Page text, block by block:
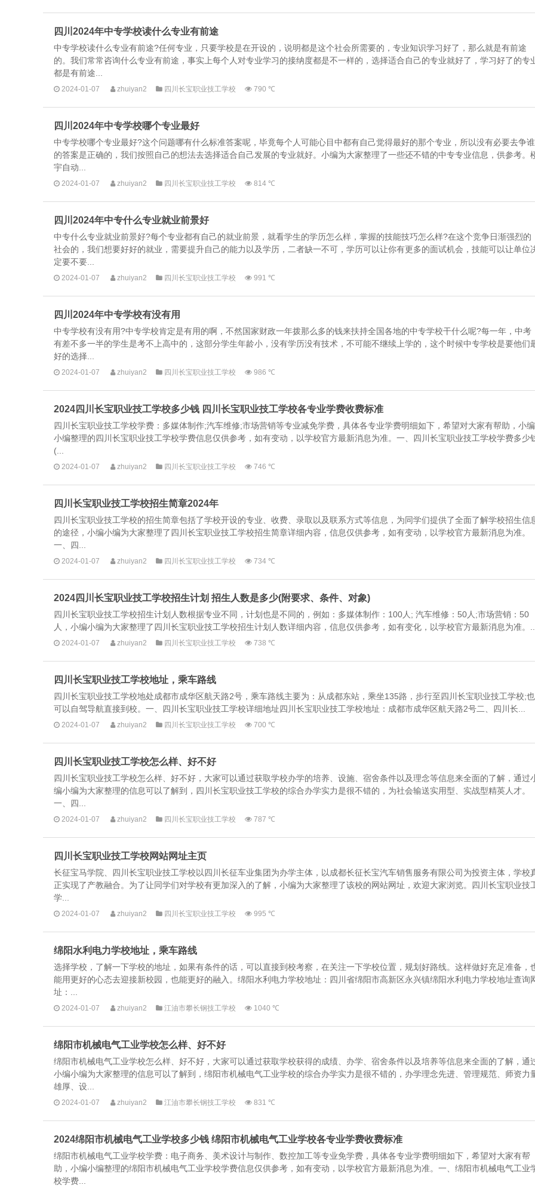
四川2024年中专学校读什么专业有前途
中专学校读什么专业有前途?任何专业，只要学校是在开设的，说明都是这个社会所需要的，专业知识学习好了，那么就是有前途
的。我们常常咨询什么专业有前途，事实上每个人对专业学习的接纳度都是不一样的，选择适合自己的专业就好了，学习好了的专
都是有前途...
2024-01-07 zhuiyan2 四川长宝职业技工学校 790 ℃
四川2024年中专学校哪个专业最好
中专学校哪个专业最好?这个问题哪有什么标准答案呢，毕竟每个人可能心目中都有自己觉得最好的那个专业，所以没有必要去争谁
的答案是正确的，我们按照自己的想法去选择适合自己发展的专业就好。小编为大家整理了一些还不错的中专专业信息，供参考。
宇自动...
2024-01-07 zhuiyan2 四川长宝职业技工学校 814 ℃
四川2024年中专什么专业就业前景好
中专什么专业就业前景好?每个专业都有自己的就业前景，就看学生的学历怎么样，掌握的技能技巧怎么样?在这个竞争日渐强烈的
社会的，我们想要好好的就业，需要提升自己的能力以及学历，二者缺一不可，学历可以让你有更多的面试机会，技能可以让单位
定要不要...
2024-01-07 zhuiyan2 四川长宝职业技工学校 991 ℃
四川2024年中专学校有没有用
中专学校有没有用?中专学校肯定是有用的啊，不然国家财政一年拨那么多的钱来扶持全国各地的中专学校干什么呢?每一年，中考
有差不多一半的学生是考不上高中的，这部分学生年龄小，没有学历没有技术，不可能不继续上学的，这个时候中专学校是要他们
好的选择...
2024-01-07 zhuiyan2 四川长宝职业技工学校 986 ℃
2024四川长宝职业技工学校多少钱 四川长宝职业技工学校各专业学费收费标准
四川长宝职业技工学校学费：多媒体制作;汽车维修;市场营销等专业减免学费，具体各专业学费明细如下，希望对大家有帮助，小编
小编整理的四川长宝职业技工学校学费信息仅供参考，如有变动，以学校官方最新消息为准。一、四川长宝职业技工学校学费多少
(...
2024-01-07 zhuiyan2 四川长宝职业技工学校 746 ℃
四川长宝职业技工学校招生简章2024年
四川长宝职业技工学校的招生简章包括了学校开设的专业、收费、录取以及联系方式等信息，为同学们提供了全面了解学校招生信
的途径，小编小编为大家整理了四川长宝职业技工学校招生简章详细内容，信息仅供参考，如有变动，以学校官方最新消息为准。
一、四...
2024-01-07 zhuiyan2 四川长宝职业技工学校 734 ℃
2024四川长宝职业技工学校招生计划 招生人数是多少(附要求、条件、对象)
四川长宝职业技工学校招生计划人数根据专业不同，计划也是不同的，例如：多媒体制作：100人; 汽车维修：50人;市场营销：50
人，小编小编为大家整理了四川长宝职业技工学校招生计划人数详细内容，信息仅供参考，如有变化，以学校官方最新消息为准。...
2024-01-07 zhuiyan2 四川长宝职业技工学校 738 ℃
四川长宝职业技工学校地址，乘车路线
四川长宝职业技工学校地处成都市成华区航天路2号，乘车路线主要为：从成都东站，乘坐135路，步行至四川长宝职业技工学校;也
可以自驾导航直接到校。一、四川长宝职业技工学校详细地址四川长宝职业技工学校地址：成都市成华区航天路2号二、四川长...
2024-01-07 zhuiyan2 四川长宝职业技工学校 700 ℃
四川长宝职业技工学校怎么样、好不好
四川长宝职业技工学校怎么样、好不好，大家可以通过获取学校办学的培养、设施、宿舍条件以及理念等信息来全面的了解，通过
编小编为大家整理的信息可以了解到，四川长宝职业技工学校的综合办学实力是很不错的，为社会输送实用型、实战型精英人才。
一、四...
2024-01-07 zhuiyan2 四川长宝职业技工学校 787 ℃
四川长宝职业技工学校网站网址主页
长征宝马学院、四川长宝职业技工学校以四川长征车业集团为办学主体，以成都长征长宝汽车销售服务有限公司为投资主体，学校
正实现了产教融合。为了让同学们对学校有更加深入的了解，小编为大家整理了该校的网站网址，欢迎大家浏览。四川长宝职业技
学...
2024-01-07 zhuiyan2 四川长宝职业技工学校 995 ℃
绵阳水利电力学校地址，乘车路线
选择学校，了解一下学校的地址，如果有条件的话，可以直接到校考察，在关注一下学校位置，规划好路线。这样做好充足准备，
能用更好的心态去迎接新校园，也能更好的融入。绵阳水利电力学校地址：四川省绵阳市高新区永兴镇绵阳水利电力学校地址查询
址：...
2024-01-07 zhuiyan2 江油市攀长钢技工学校 1040 ℃
绵阳市机械电气工业学校怎么样、好不好
绵阳市机械电气工业学校怎么样、好不好，大家可以通过获取学校获得的成绩、办学、宿舍条件以及培养等信息来全面的了解，通
小编小编为大家整理的信息可以了解到，绵阳市机械电气工业学校的综合办学实力是很不错的，办学理念先进、管理规范、师资力
雄厚、设...
2024-01-07 zhuiyan2 江油市攀长钢技工学校 831 ℃
2024绵阳市机械电气工业学校多少钱 绵阳市机械电气工业学校各专业学费收费标准
绵阳市机械电气工业学校学费：电子商务、美术设计与制作、数控加工等专业免学费，具体各专业学费明细如下，希望对大家有帮
助，小编小编整理的绵阳市机械电气工业学校学费信息仅供参考，如有变动，以学校官方最新消息为准。一、绵阳市机械电气工业
校学费...